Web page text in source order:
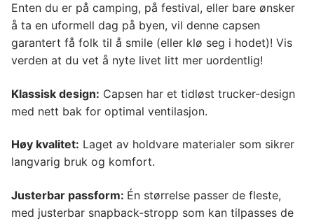
Enten du er på camping, på festival, eller bare ønsker
å ta en uformell dag på byen, vil denne capsen
garantert få folk til å smile (eller klø seg i hodet)! Vis
verden at du vet å nyte livet litt mer uordentlig!
Klassisk design: Capsen har et tidløst trucker-design
med nett bak for optimal ventilasjon.
Høy kvalitet: Laget av holdvare materialer som sikrer
langvarig bruk og komfort.
Justerbar passform: Én størrelse passer de fleste,
med justerbar snapback-stropp som kan tilpasses de